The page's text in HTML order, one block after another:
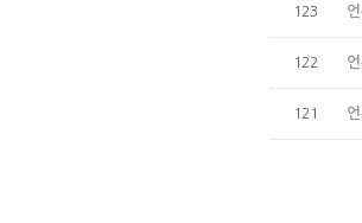
123
122
121